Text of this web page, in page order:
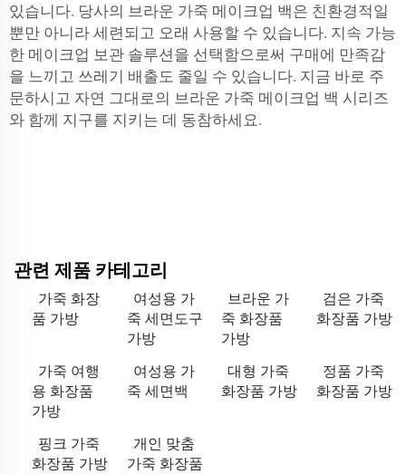
있습니다. 당사의 브라운 가죽 메이크업 백은 친환경적일
뿐만 아니라 세련되고 오래 사용할 수 있습니다. 지속 가능
한 메이크업 보관 솔루션을 선택함으로써 구매에 만족감
을 느끼고 쓰레기 배출도 줄일 수 있습니다. 지금 바로 주
문하시고 자연 그대로의 브라운 가죽 메이크업 백 시리즈
와 함께 지구를 지키는 데 동참하세요.
관련 제품 카테고리
가죽 화장
품 가방
여성용 가
죽 세면도구
가방
브라운 가
죽 화장품
가방
검은 가죽
화장품 가방
가죽 여행
용 화장품
가방
여성용 가
죽 세면백
대형 가죽
화장품 가방
정품 가죽
화장품 가방
핑크 가죽
화장품 가방
개인 맞춤
가죽 화장품